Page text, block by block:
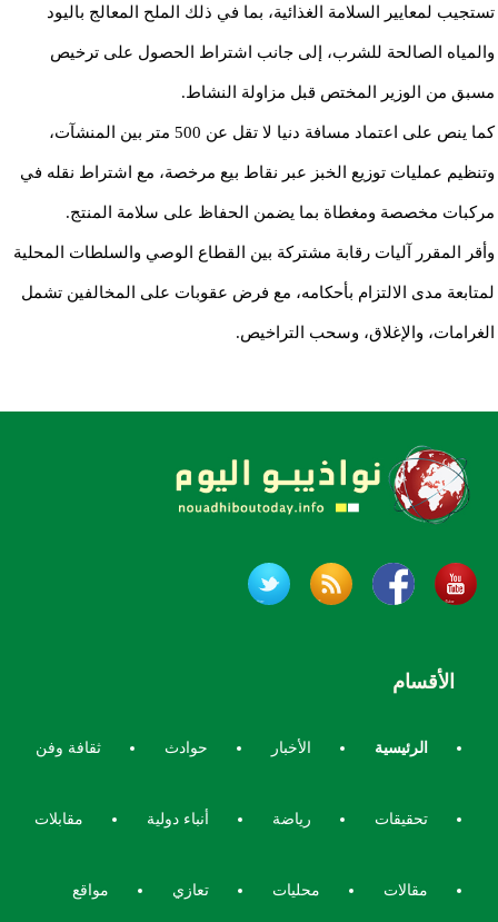
تستجيب لمعايير السلامة الغذائية، بما في ذلك الملح المعالج باليود
والمياه الصالحة للشرب، إلى جانب اشتراط الحصول على ترخيص
مسبق من الوزير المختص قبل مزاولة النشاط.
كما ينص على اعتماد مسافة دنيا لا تقل عن 500 متر بين المنشآت،
وتنظيم عمليات توزيع الخبز عبر نقاط بيع مرخصة، مع اشتراط نقله في
مركبات مخصصة ومغطاة بما يضمن الحفاظ على سلامة المنتج.
وأقر المقرر آليات رقابة مشتركة بين القطاع الوصي والسلطات المحلية
لمتابعة مدى الالتزام بأحكامه، مع فرض عقوبات على المخالفين تشمل
الغرامات، والإغلاق، وسحب التراخيص.
الأقسام
الرئيسية الأخبار حوادث ثقافة وفن
تحقيقات رياضة أنباء دولية مقابلات
مقالات محليات تعازي مواقع